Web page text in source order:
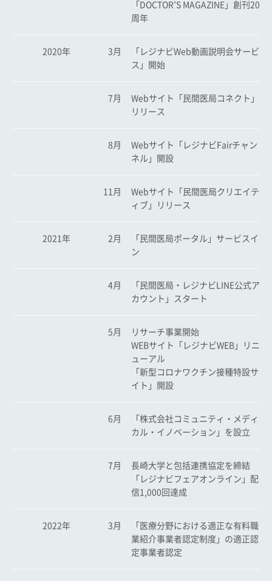
「DOCTOR’S MAGAZINE」創刊20
周年
2020年 3月
「レジナビWeb動画説明会サービ
ス」開始
7月
Webサイト「民間医局コネクト」
リリース
8月
Webサイト「レジナビFairチャン
ネル」開設
11月
Webサイト「民間医局クリエイテ
ィブ」リリース
2021年 2月
「民間医局ポータル」サービスイ
ン
4月
「民間医局・レジナビLINE公式ア
カウント」スタート
5月
リサーチ事業開始
WEBサイト「レジナビWEB」リニ
ューアル
「新型コロナワクチン接種特設サ
イト」開設
6月
「株式会社コミュニティ・メディ
カル・イノベーション」を設立
7月
長崎大学と包括連携協定を締結
「レジナビフェアオンライン」配
信1,000回達成
2022年 3月
「医療分野における適正な有料職
業紹介事業者認定制度」の適正認
定事業者認定